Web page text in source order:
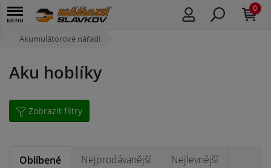
0
Akumulátorové nářadí
Aku hoblíky
Zobrazit filtry
Oblíbené Nejprodávanější Nejlevnější